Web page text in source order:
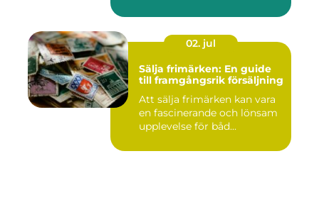
02. jul
Sälja frimärken: En guide
till framgångsrik försäljning
Att sälja frimärken kan vara
en fascinerande och lönsam
upplevelse för båd...